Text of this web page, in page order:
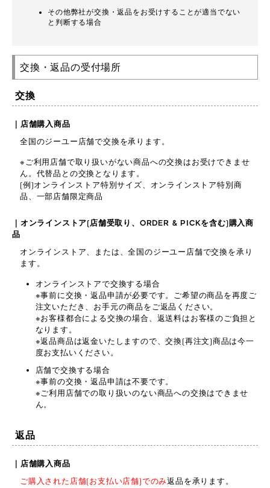
その他弊社が交換・返品をお受けすることが適当でない
と判断する場合
交換・返品の受付場所
交換
｜店舗購入商品
全国のジーユー店舗で交換を承ります。
※ご利用店舗で取り扱いがない商品への交換はお受けできませ
ん。代替品との交換となります。
(例)オンラインストア特別サイズ、オンラインストア特別商
品、一部店舗限定商品
｜オンラインストア(店舗受取り、ORDER & PICKを含む)購入商
品
オンラインストア、または、全国のジーユー店舗で交換を承り
ます。
オンラインストアで交換する場合
※事前に交換・返品申請が必要です。ご希望の商品を再度ご
注文いただき、お手元の商品をご返品ください。
※お客様都合による交換の場合、返送料はお客様のご負担と
なります。
※返品商品は返金いたしますので、交換(再注文)商品は今一
度お支払いください。
店舗で交換する場合
※事前の交換・返品申請は不要です。
※ご利用店舗での取り扱いのない商品への交換はできませ
ん。
返品
｜店舗購入商品
ご購入された店舗(お支払い店舗)でのみ返品を承ります。